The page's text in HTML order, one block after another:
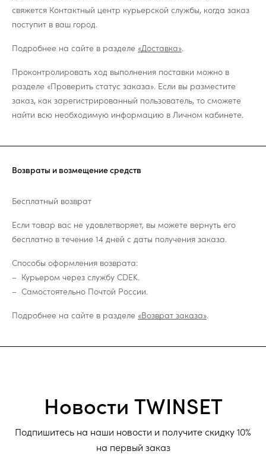
свяжется Контактный центр курьерской службы, когда заказ
поступит в ваш город.
Подробнее на сайте в разделе «Доставка».
Проконтролировать ход выполнения поставки можно в
разделе «Проверить статус заказа». Если вы разместите
заказ, как зарегистрированный пользователь, то сможете
найти всю необходимую информацию в Личном кабинете.
Возвраты и возмещение средств
Бесплатный возврат
Если товар вас не удовлетворяет, вы можете вернуть его
бесплатно в течение 14 дней с даты получения заказа.
Способы оформления возврата:
Курьером через службу CDEK.
Самостоятельно Почтой России.
Подробнее на сайте в разделе «Возврат заказа».
Новости TWINSET
Подпишитесь на наши новости и получите скидку 10%
на первый заказ